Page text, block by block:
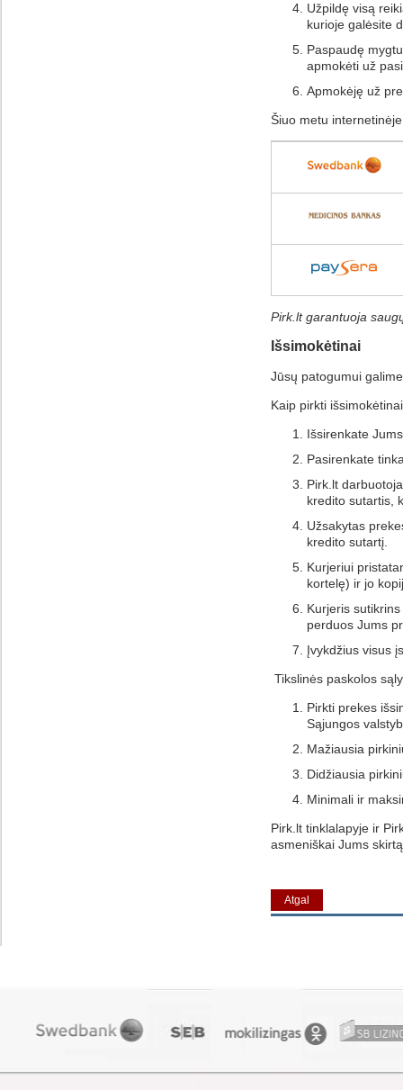
Užpildę visą
kurioje galėsite
Paspaudę
apmokėti už
Apmokėję už
Šiuo metu
Pirk.lt garantuoja
Išsimokėtinai
Jūsų patogumui
Kaip pirkti
Išsirenkate
Pasirenkate
Pirk.lt
kredito sutartis,
Užsakytas
kredito sutartį.
Kurjeriui
kortelę) ir jo
Kurjeris
perduos Jums
Įvykdžius visus
Tikslinės paskolos
Pirkti prekes
Sąjungos
Mažiausia
Didžiausia
Minimali ir
Pirk.lt tinklalapyje ir
asmeniškai Jums
Atgal